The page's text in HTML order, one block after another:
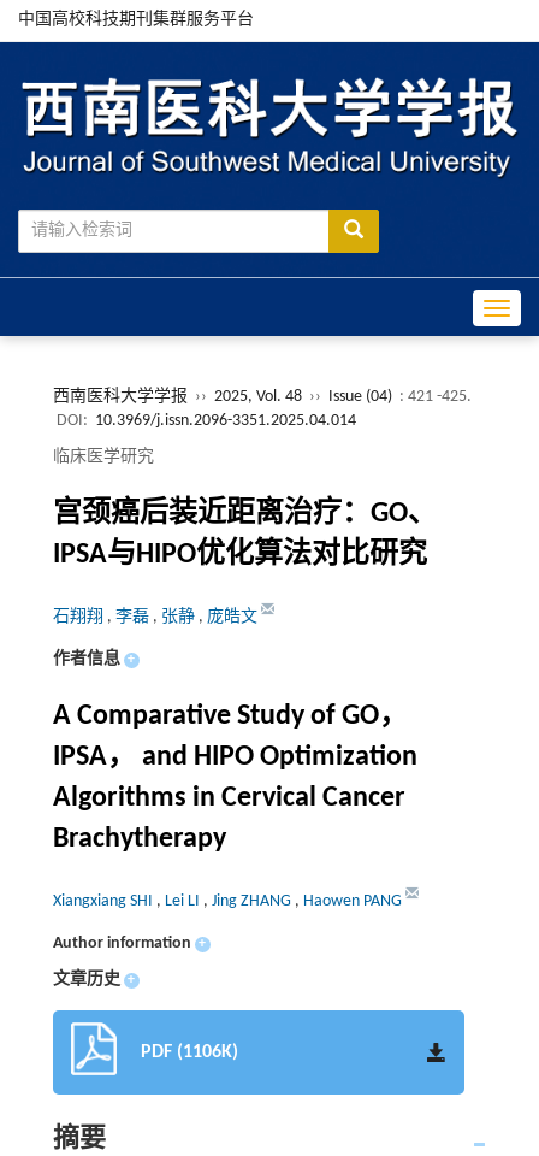
中国高校科技期刊集群服务平台
西南医科大学学报 ›› 2025, Vol. 48 ›› Issue (04) : 421 -425.
DOI: 10.3969/j.issn.2096-3351.2025.04.014
临床医学研究
宫颈癌后装近距离治疗：GO、
IPSA与HIPO优化算法对比研究
石翔翔 , 李磊 , 张静 , 庞皓文
作者信息 +
A Comparative Study of GO，
IPSA， and HIPO Optimization
Algorithms in Cervical Cancer
Brachytherapy
Xiangxiang SHI , Lei LI , Jing ZHANG , Haowen PANG
Author information +
文章历史 +
PDF (1106K)
摘要